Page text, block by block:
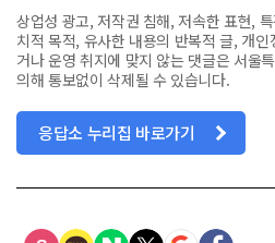
상업성 광고, 저작권 침해, 저속한 표현,
치적 목적, 유사한 내용의 반복적 글, 개
거나 운영 취지에 맞지 않는 댓글은 서울
의해 통보없이 삭제될 수 있습니다.
응답소 누리집 바로가기